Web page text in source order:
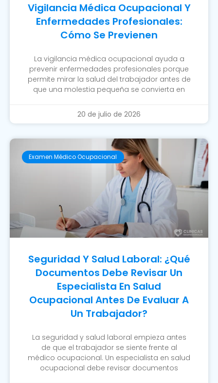
Vigilancia Médica Ocupacional Y
Enfermedades Profesionales:
Cómo Se Previenen
La vigilancia médica ocupacional ayuda a
prevenir enfermedades profesionales porque
permite mirar la salud del trabajador antes de
que una molestia pequeña se convierta en
20 de julio de 2026
Examen Médico Ocupacional
Seguridad Y Salud Laboral: ¿Qué
Documentos Debe Revisar Un
Especialista En Salud
Ocupacional Antes De Evaluar A
Un Trabajador?
La seguridad y salud laboral empieza antes
de que el trabajador se siente frente al
médico ocupacional. Un especialista en salud
ocupacional debe revisar documentos